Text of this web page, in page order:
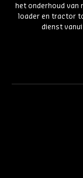
het onderhoud van
loader en tractor
dienst